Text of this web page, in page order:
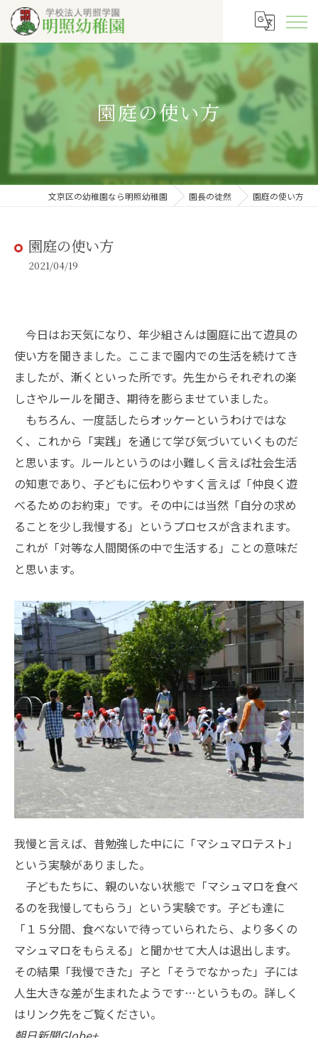
園庭の使い方
文京区の幼稚園なら明照幼稚園 園長の徒然 園庭の使い方
園庭の使い方
2021/04/19
今日はお天気になり、年少組さんは園庭に出て遊具の
使い方を聞きました。ここまで園内での生活を続けてき
ましたが、漸くといった所です。先生からそれぞれの楽
しさやルールを聞き、期待を膨らませていました。
もちろん、一度話したらオッケーというわけではな
く、これから「実践」を通じて学び気づいていくものだ
と思います。ルールというのは小難しく言えば社会生活
の知恵であり、子どもに伝わりやすく言えば「仲良く遊
べるためのお約束」です。その中には当然「自分の求め
ることを少し我慢する」というプロセスが含まれます。
これが「対等な人間関係の中で生活する」ことの意味だ
と思います。
我慢と言えば、昔勉強した中にに「マシュマロテスト」
という実験がありました。
子どもたちに、親のいない状態で「マシュマロを食べ
るのを我慢してもらう」という実験です。子ども達に
「１５分間、食べないで待っていられたら、より多くの
マシュマロをもらえる」と聞かせて大人は退出します。
その結果「我慢できた」子と「そうでなかった」子には
人生大きな差が生まれたようです…というもの。詳しく
はリンク先をご覧ください。